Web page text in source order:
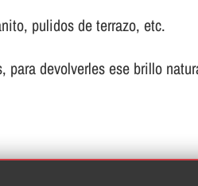
pulidos de terrazo, etc.
devolverles ese brillo